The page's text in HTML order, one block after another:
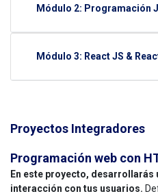
Módulo 2: Programación
Módulo 3: React JS &
Proyectos Integradores
Programación web con
En este proyecto, desarrollarás
interacción con tus usuarios.